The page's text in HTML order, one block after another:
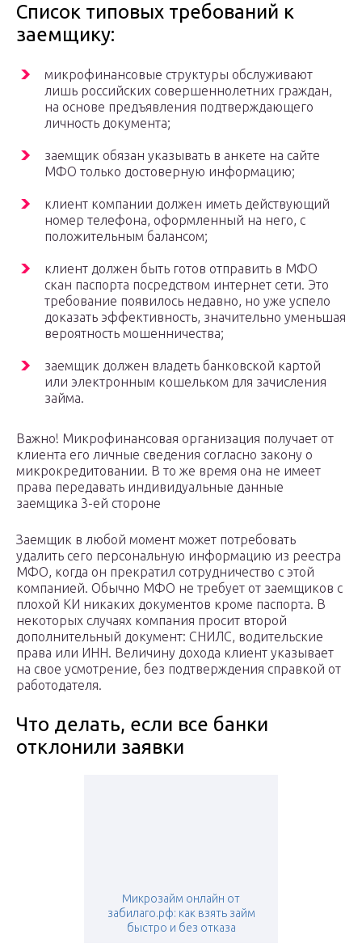
Список типовых требований к
заемщику:
микрофинансовые структуры обслуживают
лишь российских совершеннолетних граждан,
на основе предъявления подтверждающего
личность документа;
заемщик обязан указывать в анкете на сайте
МФО только достоверную информацию;
клиент компании должен иметь действующий
номер телефона, оформленный на него, с
положительным балансом;
клиент должен быть готов отправить в МФО
скан паспорта посредством интернет сети. Это
требование появилось недавно, но уже успело
доказать эффективность, значительно уменьшая
вероятность мошенничества;
заемщик должен владеть банковской картой
или электронным кошельком для зачисления
займа.
Важно! Микрофинансовая организация получает от
клиента его личные сведения согласно закону о
микрокредитовании. В то же время она не имеет
права передавать индивидуальные данные
заемщика 3-ей стороне
Заемщик в любой момент может потребовать
удалить сего персональную информацию из реестра
МФО, когда он прекратил сотрудничество с этой
компанией. Обычно МФО не требует от заемщиков с
плохой КИ никаких документов кроме паспорта. В
некоторых случаях компания просит второй
дополнительный документ: СНИЛС, водительские
права или ИНН. Величину дохода клиент указывает
на свое усмотрение, без подтверждения справкой от
работодателя.
Что делать, если все банки
отклонили заявки
Микрозайм онлайн от
забилаго.рф: как взять займ
быстро и без отказа